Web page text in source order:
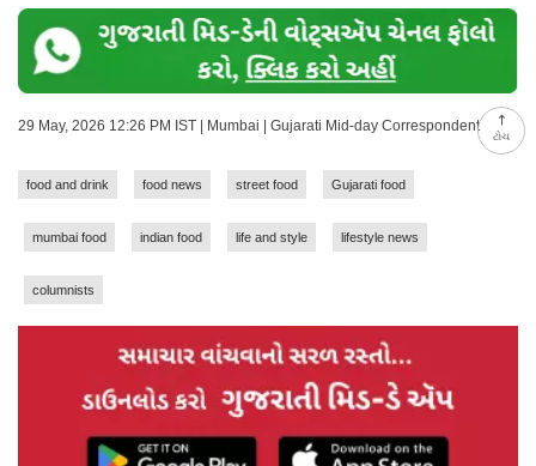
ટોચ
29 May, 2026 12:26 PM IST | Mumbai | Gujarati Mid-day Correspondent
food and drink food news street food Gujarati food
mumbai food indian food life and style lifestyle news
columnists